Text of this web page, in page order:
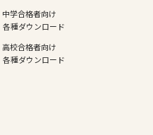
中学合格者向け
各種ダウンロード
高校合格者向け
各種ダウンロード